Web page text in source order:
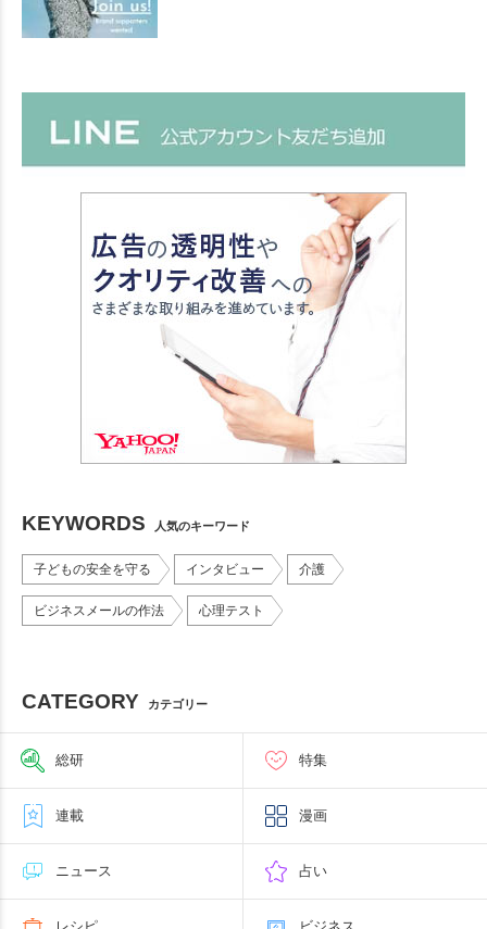
KEYWORDS 人気のキーワード
子どもの安全を守る インタビュー 介護
ビジネスメールの作法 心理テスト
CATEGORY カテゴリー
総研 特集
連載 漫画
ニュース 占い